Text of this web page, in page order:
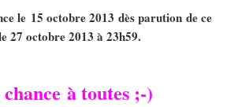
le 15 octobre 2013 dès parution de ce
27 octobre 2013 à 23h59.
à toutes ;-)